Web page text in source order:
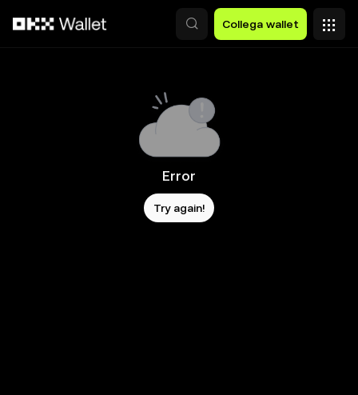
Collega wallet
Error
Try again!